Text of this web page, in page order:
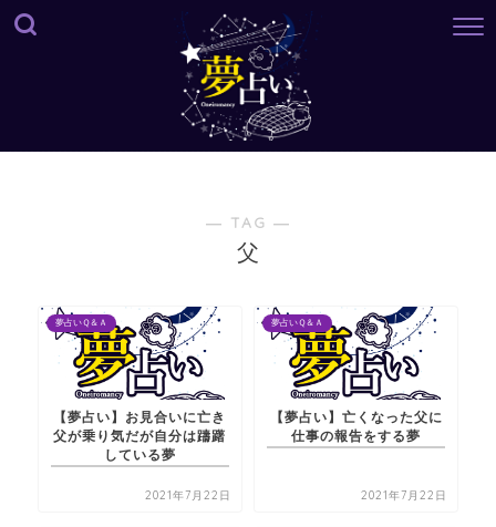
― TAG ―
父
夢占いＱ＆Ａ
【夢占い】お見合いに亡き
父が乗り気だが自分は躊躇
している夢
2021年7月22日
夢占いＱ＆Ａ
【夢占い】亡くなった父に
仕事の報告をする夢
2021年7月22日